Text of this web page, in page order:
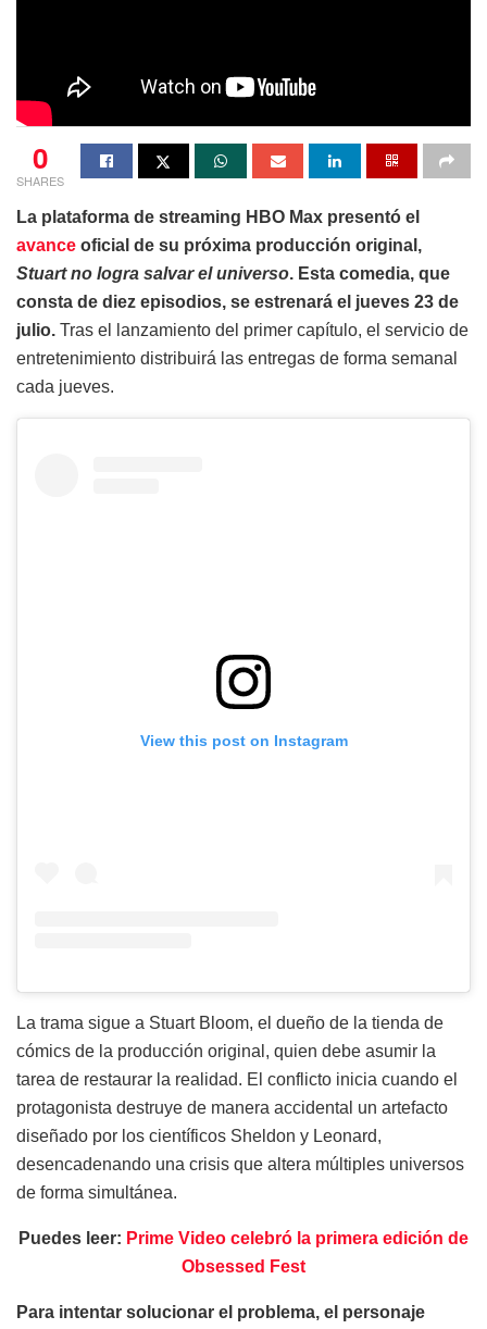
0
SHARES
La plataforma de streaming HBO Max presentó el
avance oficial de su próxima producción original,
Stuart no logra salvar el universo. Esta comedia, que
consta de diez episodios, se estrenará el jueves 23 de
julio. Tras el lanzamiento del primer capítulo, el servicio de
entretenimiento distribuirá las entregas de forma semanal
cada jueves.
View this post on Instagram
La trama sigue a Stuart Bloom, el dueño de la tienda de
cómics de la producción original, quien debe asumir la
tarea de restaurar la realidad. El conflicto inicia cuando el
protagonista destruye de manera accidental un artefacto
diseñado por los científicos Sheldon y Leonard,
desencadenando una crisis que altera múltiples universos
de forma simultánea.
Puedes leer: Prime Video celebró la primera edición de
Obsessed Fest
Para intentar solucionar el problema, el personaje